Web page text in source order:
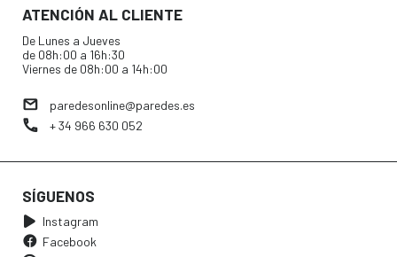
ATENCIÓN AL CLIENTE
De Lunes a Jueves
de 08h:00 a 16h:30
Viernes de 08h:00 a 14h:00
paredesonline@paredes.es
+ 34 966 630 052
SÍGUENOS
Instagram
Facebook